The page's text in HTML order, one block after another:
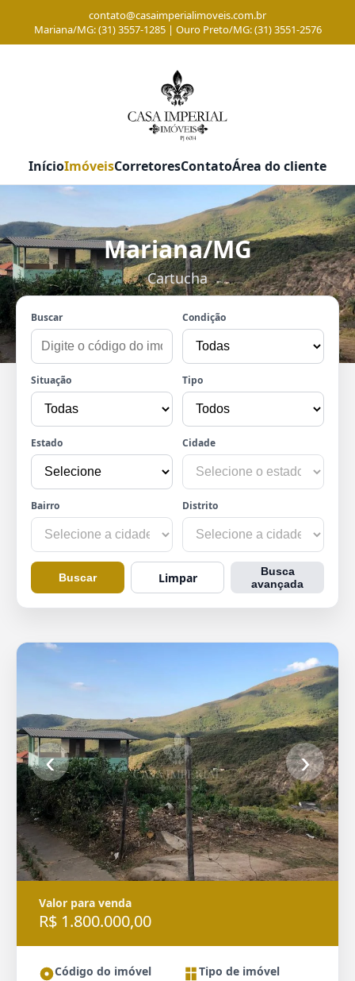
contato@casaimperialimoveis.com.br
Mariana/MG: (31) 3557-1285 | Ouro Preto/MG: (31) 3551-2576
InícioImóveisCorretoresContatoÁrea do cliente
Mariana/MG
Cartucha
Buscar Condição
Situação Tipo
Estado Cidade
Bairro Distrito
Buscar Limpar
Busca
avançada
‹ ›
Valor para venda
R$ 1.800.000,00
Código do imóvel Tipo de imóvel